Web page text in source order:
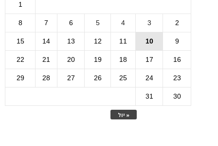
« יול
1
2
3
4
5
6
7
8
9
10
11
12
13
14
15
16
17
18
19
20
21
22
23
24
25
26
27
28
29
30
31